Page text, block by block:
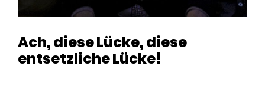
Ach, diese Lücke, diese
entsetzliche Lücke!